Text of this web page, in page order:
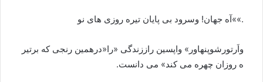
.»»آه جهان! وسرود بی پايان تيره روزی های نو
واَرتورشوپنهاور » واپسين راززندگی «را«درهمين رنجی که برتير
ه روزان چهره می کند» می دانست.